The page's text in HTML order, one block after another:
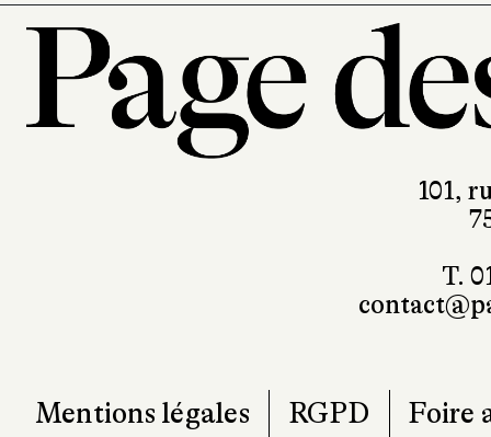
101,
T.
Mentions légales RGPD Foire